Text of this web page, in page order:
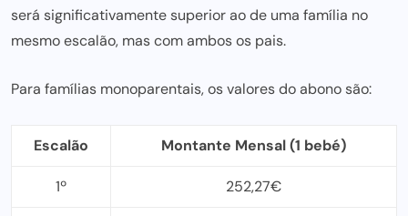
será significativamente superior ao de uma família no
mesmo escalão, mas com ambos os pais.
Para famílias monoparentais, os valores do abono são:
Escalão Montante Mensal (1 bebé)
1º 252,27€